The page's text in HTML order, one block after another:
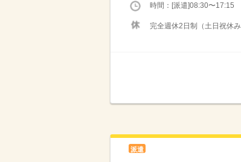
時間：[派遣]08:30〜17:15
完全週休2日制（土日祝休
派遣